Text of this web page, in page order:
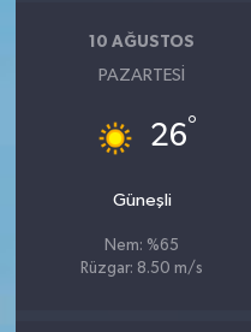
10 AĞUSTOS
PAZARTESI
26°
Güneşli
Nem: %65
Rüzgar: 8.50 m/s